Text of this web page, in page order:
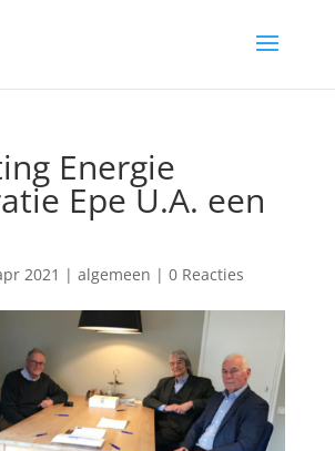
Energie
Epe U.A. een
2021 | algemeen | 0 Reacties